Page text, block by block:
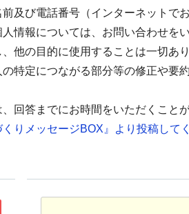
及び電話番号（インターネットで
情報については、お問い合わせを
他の目的に使用することは一切あり
特定につながる部分等の修正や要
回答までにお時間をいただくこと
りメッセージBOX』より投稿して